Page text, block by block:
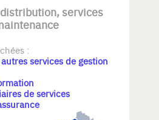
services
:
services de gestion
de services